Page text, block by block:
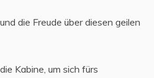
die Freude über diesen geilen
Kabine, um sich fürs